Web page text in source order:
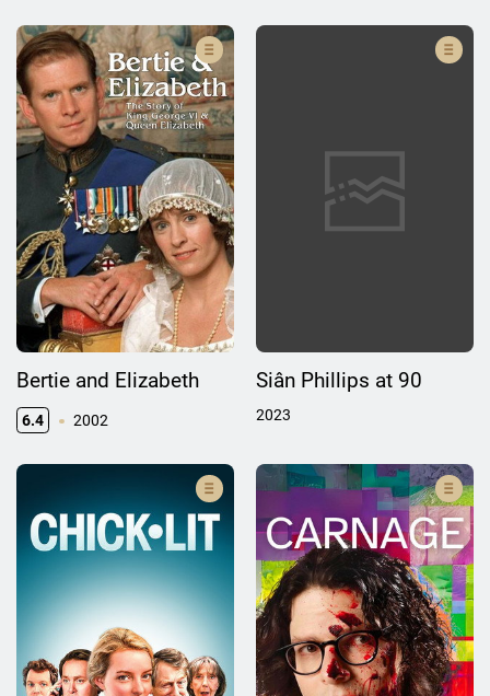
Bertie and Elizabeth
6.4 2002
Siân Phillips at 90
2023